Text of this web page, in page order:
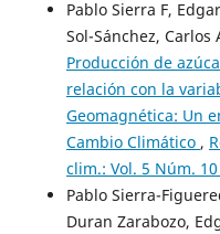
Pablo Sierra F,
Sol-Sánchez,
Producción de
relación con la
Geomagnética: Un
Cambio Climático ,
clim.: Vol. 5 Núm.
Pablo Sierra-
Duran Zarabozo,